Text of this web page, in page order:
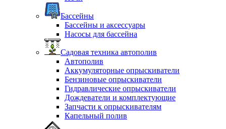
Бассейны
Бассейны и аксессуары
Насосы для бассейна
Садовая техника автополив
Автополив
Аккумуляторные опрыскиватели
Бензиновые опрыскиватели
Гидравлические опрыскиватели
Дождеватели и комплектующие
Запчасти к опрыскивателям
Капельный полив